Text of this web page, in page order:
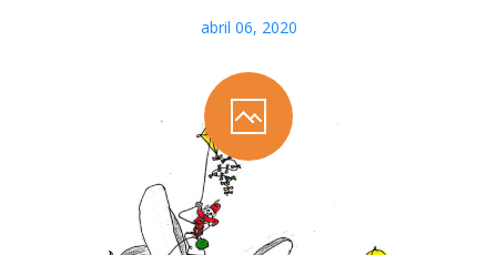
abril 06, 2020